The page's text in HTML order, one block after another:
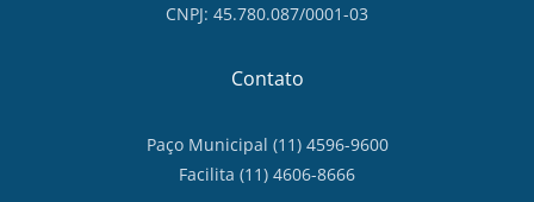
CNPJ: 45.780.087/0001-03
Contato
Paço Municipal (11) 4596-9600
Facilita (11) 4606-8666